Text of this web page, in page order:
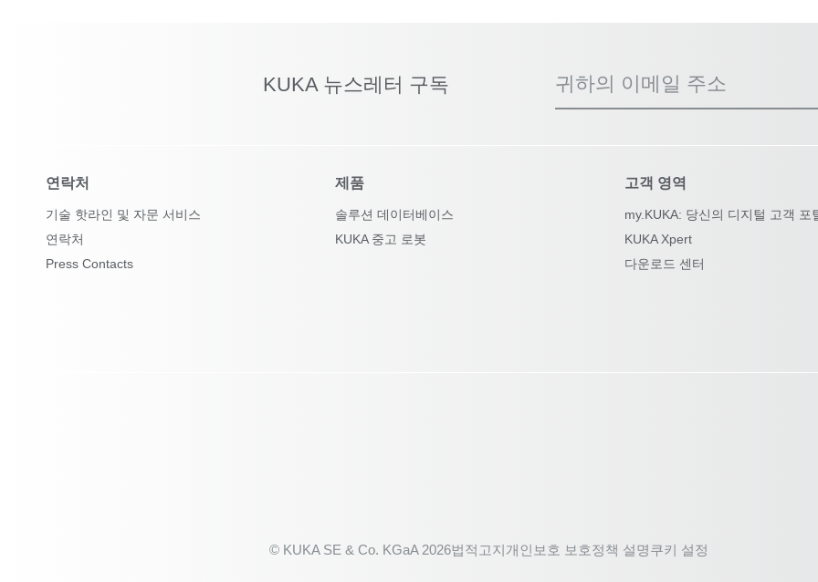
KUKA 뉴스레터 구독 귀하의 이메일 주소
연락처
기술 핫라인 및 자문 서비스
연락처
Press Contacts
제품
솔루션 데이터베이스
KUKA 중고 로봇
고객 영역
my.KUKA: 당신의 디지털 고객 포
KUKA Xpert
다운로드 센터
© KUKA SE & Co. KGaA 2026법적고지개인보호 보호정책 설명쿠키 설정